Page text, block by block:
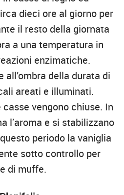
dieci ore al giorno per
il resto della giornata
a una temperatura in
enzimatiche.
all’ombra della durata di
areati e illuminati.
vengono chiuse. In
l’aroma e si stabilizzano
periodo la vaniglia
sotto controllo per
di muffe.